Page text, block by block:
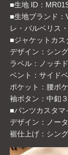
■生地 ID：
■生地ブランド：
レ・バルベリス
■ジャケットカス
デザイン：シン
ラペル：ノッチ
ベント：サイド
ポケット：腰ポ
袖ボタン：中釦
■パンツカスタマ
デザイン：ノー
裾仕上げ：シン